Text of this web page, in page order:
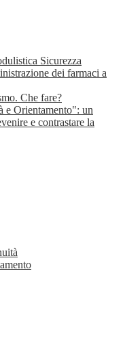
Sicurezza
dei farmaci a
Che fare?
e Orientamento": un
e contrastare la